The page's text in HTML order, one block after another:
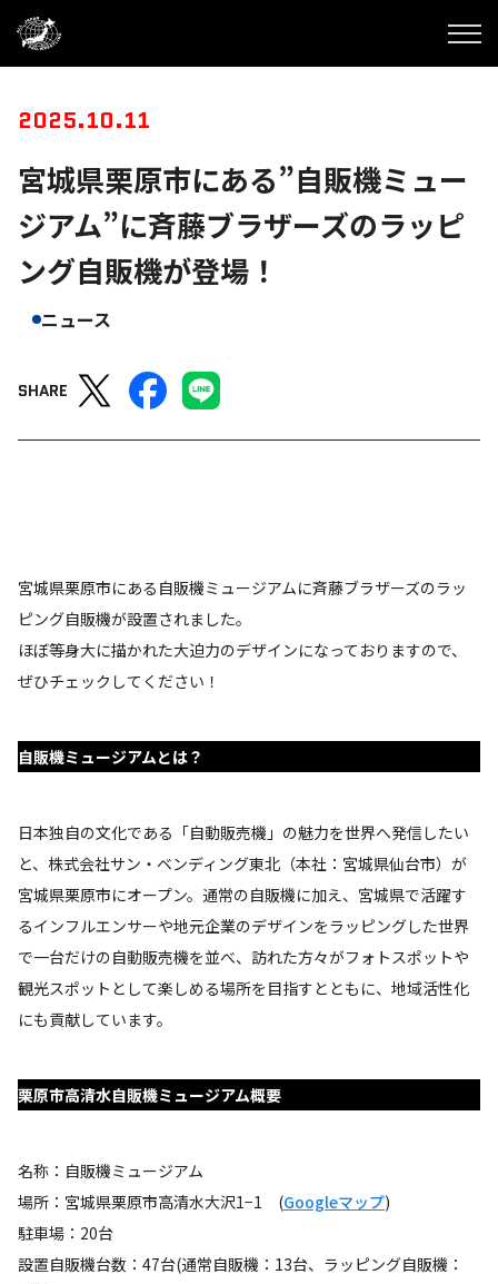
2025.10.11
宮城県栗原市にある”自販機ミュー
ジアム”に斉藤ブラザーズのラッピ
ング自販機が登場！
ニュース
SHARE
宮城県栗原市にある自販機ミュージアムに斉藤ブラザーズのラッ
ピング自販機が設置されました。
ほぼ等身大に描かれた大迫力のデザインになっておりますので、
ぜひチェックしてください！
自販機ミュージアムとは？
日本独自の文化である「自動販売機」の魅力を世界へ発信したい
と、株式会社サン・ベンディング東北（本社：宮城県仙台市）が
宮城県栗原市にオープン。通常の自販機に加え、宮城県で活躍す
るインフルエンサーや地元企業のデザインをラッピングした世界
で一台だけの自動販売機を並べ、訪れた方々がフォトスポットや
観光スポットとして楽しめる場所を目指すとともに、地域活性化
にも貢献しています。
栗原市高清水自販機ミュージアム概要
名称：自販機ミュージアム
場所：宮城県栗原市高清水大沢1−1 (Googleマップ)
駐車場：20台
設置自販機台数：47台(通常自販機：13台、ラッピング自販機：